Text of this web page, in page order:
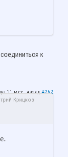
к
11 мес. назад #262
Крицков